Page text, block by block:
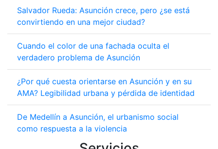
Salvador Rueda: Asunción crece, pero ¿se está
convirtiendo en una mejor ciudad?
Cuando el color de una fachada oculta el
verdadero problema de Asunción
¿Por qué cuesta orientarse en Asunción y en su
AMA? Legibilidad urbana y pérdida de identidad
De Medellín a Asunción, el urbanismo social
como respuesta a la violencia